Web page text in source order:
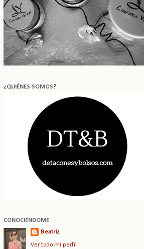
¿QUIÉNES SOMOS?
CONOCIÉNDOME
Beatriz
Ver todo mi perfil